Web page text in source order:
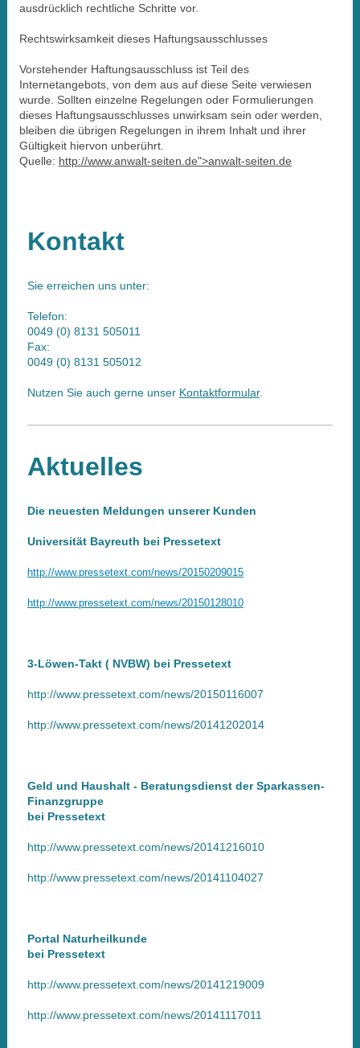
ausdrücklich rechtliche Schritte vor.
Rechtswirksamkeit dieses Haftungsausschlusses
Vorstehender Haftungsausschluss ist Teil des
Internetangebots, von dem aus auf diese Seite verwiesen
wurde. Sollten einzelne Regelungen oder Formulierungen
dieses Haftungsausschlusses unwirksam sein oder werden,
bleiben die übrigen Regelungen in ihrem Inhalt und ihrer
Gültigkeit hiervon unberührt.
Quelle: http://www.anwalt-seiten.de">anwalt-seiten.de
Kontakt
Sie erreichen uns unter:
Telefon:
0049 (0) 8131 505011
Fax:
0049 (0) 8131 505012
Nutzen Sie auch gerne unser Kontaktformular.
Aktuelles
Die neuesten Meldungen unserer Kunden
Universität Bayreuth bei Pressetext
http://www.pressetext. com/news/20150209015
http://www.pressetext. com/news/20150128010
3-Löwen-Takt ( NVBW) bei Pressetext
http://www.pressetext.com/news/20150116007
http://www.pressetext.com/news/20141202014
Geld und Haushalt - Beratungsdienst der Sparkassen-
Finanzgruppe
bei Pressetext
http://www.pressetext.com/news/20141216010
http://www.pressetext.com/news/20141104027
Portal Naturheilkunde
bei Pressetext
http://www.pressetext.com/news/20141219009
http://www.pressetext.com/news/20141117011